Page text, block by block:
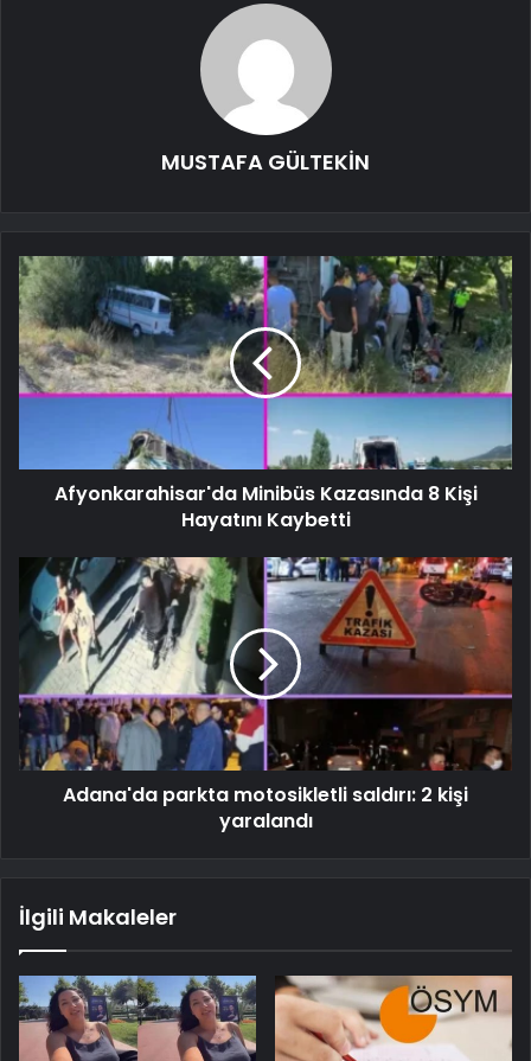
MUSTAFA GÜLTEKİN
Afyonkarahisar'da Minibüs Kazasında 8 Kişi
Hayatını Kaybetti
Adana'da parkta motosikletli saldırı: 2 kişi
yaralandı
İlgili Makaleler